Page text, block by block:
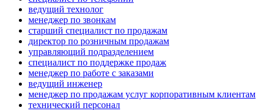
ведущий технолог
менеджер по звонкам
старший специалист по продажам
директор по розничным продажам
управляющий подразделением
специалист по поддержке продаж
менеджер по работе с заказами
ведущий инженер
менеджер по продажам услуг корпоративным клиентам
технический персонал